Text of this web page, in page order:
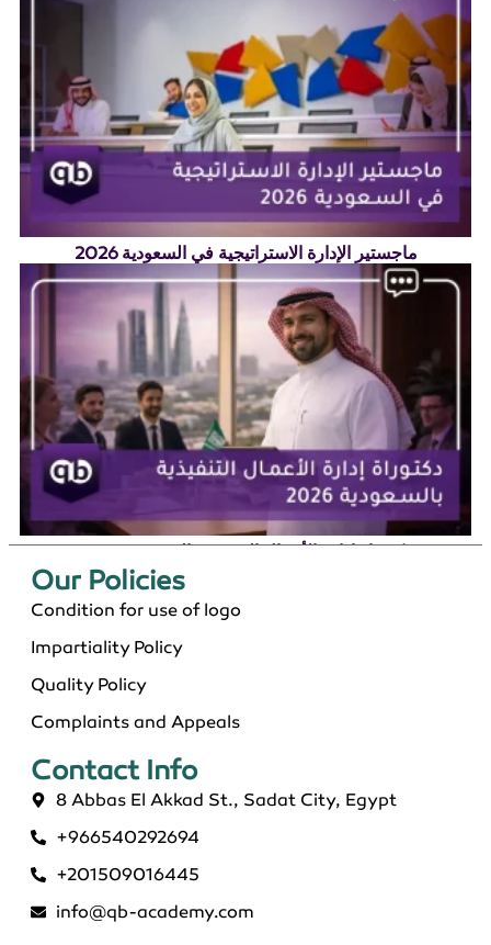
ماجستير الإدارة الاستراتيجية في السعودية 2026
دكتوراة إدارة الأعمال التنفيذية بالسعودية 2026
ماجستير عن بعد معتمد في السعودية 2026
Our Policies​
Condition for use of logo
Impartiality Policy
Quality Policy
Complaints and Appeals
Contact Info​
8 Abbas El Akkad St., Sadat City, Egypt
+966540292694
+201509016445
info@qb-academy.com